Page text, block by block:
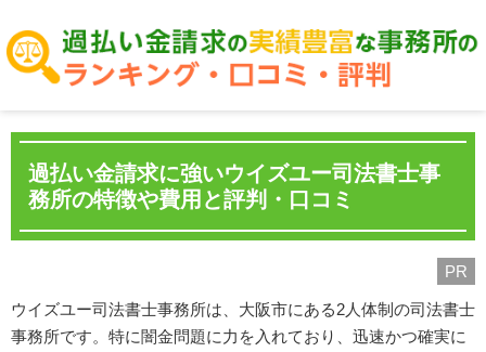
過払い金請求に強いウイズユー司法書士事
務所の特徴や費用と評判・口コミ
PR
ウイズユー司法書士事務所は、大阪市にある2人体制の司法書士
事務所です。特に闇金問題に力を入れており、迅速かつ確実に